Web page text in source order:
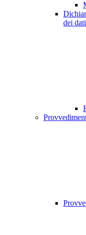
dei dati